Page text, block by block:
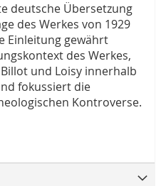
deutsche Übersetzung
des Werkes von 1929
Einleitung gewährt
des Werkes,
und Loisy innerhalb
fokussiert die
Kontroverse.